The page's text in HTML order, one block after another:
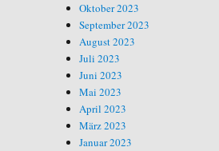
Oktober 2023
September 2023
August 2023
Juli 2023
Juni 2023
Mai 2023
April 2023
März 2023
Januar 2023